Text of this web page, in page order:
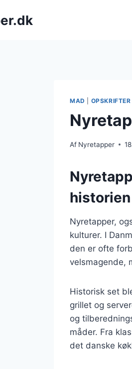
MAD OPSKRIFTER
Af Nyretapper
historien
Nyretapper,
kulturer. I
den er ofte
velsmagende,
Historisk set
grillet og
og
måder. Fra
det danske